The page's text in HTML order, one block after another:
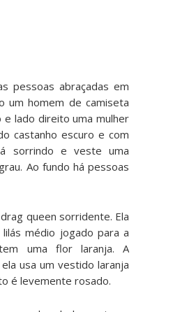
pessoas abraçadas em
um homem de camiseta
lado direito uma mulher
castanho escuro e com
sorrindo e veste uma
Ao fundo há pessoas
queen sorridente. Ela
médio jogado para a
uma flor laranja. A
usa um vestido laranja
é levemente rosado.